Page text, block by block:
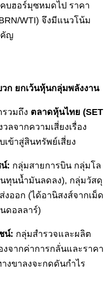
บฮอร์มุซหมดไป ราคา
WTI) จึงมีแนวโน้ม
คัญ
ก ยกเว้นหุ้นกลุ่มพลังงาน
วมถึง ตลาดหุ้นไทย (SET
ลจากความเสี่ยงเรื่อง
เข้าสู่สินทรัพย์เสี่ยง
: กลุ่มสายการบิน กลุ่มโล
ทุนน้ำมันลดลง), กลุ่มวัสดุ
งออก (ได้อานิสงส์จากเม็ด
ดอลลาร์)
น์: กลุ่มสำรวจและผลิต
งจากค่าการกลั่นและราคา
งขาลงจะกดดันกำไร